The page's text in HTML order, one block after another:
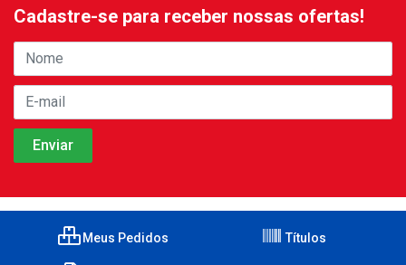
Cadastre-se para receber nossas ofertas!
Meus Pedidos Títulos